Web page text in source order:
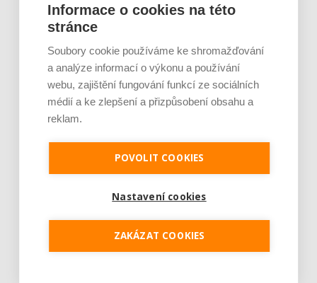
Nechte si
připravit
smlouvy na míru
Ve snaze ušetřit sahají
některé společnosti po
univerzálně formulovaných
k dispozici na internetu.
Právě v tom, že jsou
„univerzální“, tkví často
je specifické, přináší
Informace o cookies na této
stránce
Soubory cookie používáme ke shromažďování
a analýze informací o výkonu a používání
webu, zajištění fungování funkcí ze sociálních
médií a ke zlepšení a přizpůsobení obsahu a
reklam.
POVOLIT COOKIES
Nastavení cookies
ZAKÁZAT COOKIES